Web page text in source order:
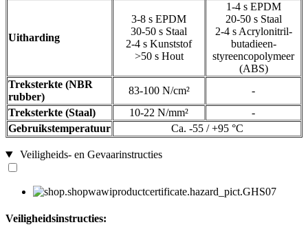
Uitharding
3-8 s EPDM
30-50 s Staal
2-4 s Kunststof
>50 s Hout
1-4 s EPDM
20-50 s Staal
2-4 s Acrylonitril-
butadieen-
styreencopolymeer
(ABS)
Treksterkte (NBR
rubber)
83-100 N/cm²
-
Treksterkte (Staal)
10-22 N/mm²
-
Gebruikstemperatuur
Ca. -55 / +95 °C
Veiligheids- en Gevaarinstructies
Veiligheidsinstructies: